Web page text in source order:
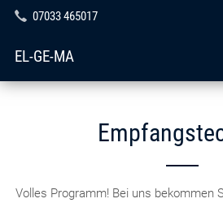
07033 465017
EL-GE-MA
Volles Programm! Bei uns bekommen